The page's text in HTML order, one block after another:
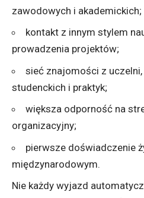
zawodowych i akademickich;
kontakt z innym stylem
prowadzenia projektów;
sieć znajomości z
studenckich i praktyk;
większa odporność na
organizacyjny;
pierwsze doświadczenie
międzynarodowym.
Nie każdy wyjazd